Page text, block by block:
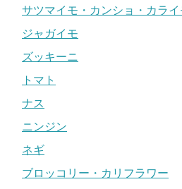
サツマイモ・カンショ・カライ
ジャガイモ
ズッキーニ
トマト
ナス
ニンジン
ネギ
ブロッコリー・カリフラワー